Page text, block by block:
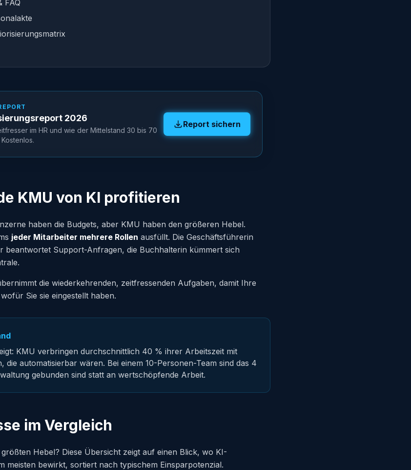
FAQ
2026
im HR und wie der Mittelstand 30 bis 70
Report sichern
KMU von KI profitieren
haben die Budgets, aber KMU haben den größeren Hebel.
jeder Mitarbeiter mehrere Rollen ausfüllt. Die Geschäftsführerin
beantwortet Support-Anfragen, die Buchhalterin kümmert sich
die wiederkehrenden, zeitfressenden Aufgaben, damit Ihre
Sie sie eingestellt haben.
KMU verbringen durchschnittlich 40 % ihrer Arbeitszeit mit
die automatisierbar wären. Bei einem 10-Personen-Team sind das 4
gebunden sind statt an wertschöpfende Arbeit.
im Vergleich
Hebel? Diese Übersicht zeigt auf einen Blick, wo KI-
meisten bewirkt, sortiert nach typischem Einsparpotenzial.